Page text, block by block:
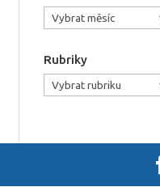
Archivy
Rubriky
Rubriky